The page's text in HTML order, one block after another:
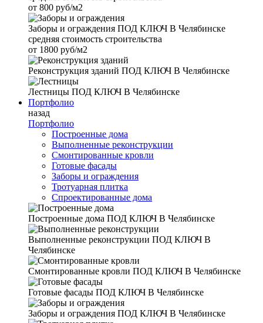
от 800 руб/м2
Заборы и ограждения ПОД КЛЮЧ В Челябинске
средняя стоимость строительства
от 1800 руб/м2
Реконструкция зданий ПОД КЛЮЧ В Челябинске
Лестницы ПОД КЛЮЧ В Челябинске
Портфолио
назад
Портфолио
Построенные дома
Выполненные реконструкции
Смонтированные кровли
Готовые фасады
Заборы и ограждения
Тротуарная плитка
Спроектированные дома
Построенные дома ПОД КЛЮЧ В Челябинске
Выполненные реконструкции ПОД КЛЮЧ В
Челябинске
Смонтированные кровли ПОД КЛЮЧ В Челябинске
Готовые фасады ПОД КЛЮЧ В Челябинске
Заборы и ограждения ПОД КЛЮЧ В Челябинске